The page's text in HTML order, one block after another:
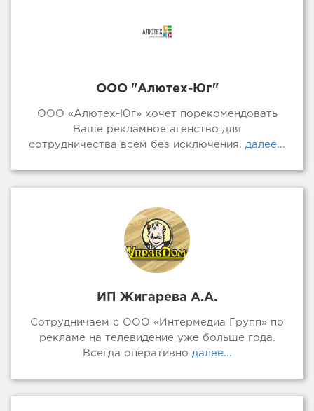
ООО "Алютех-Юг"
ООО «Алютех-Юг» хочет порекомендовать
Ваше рекламное агенство для
сотрудничества всем без исключения. далее...
ИП Жигарева А.А.
Сотрудничаем с ООО «Интермедиа Групп» по
рекламе на телевидение уже больше года.
Всегда оперативно далее...